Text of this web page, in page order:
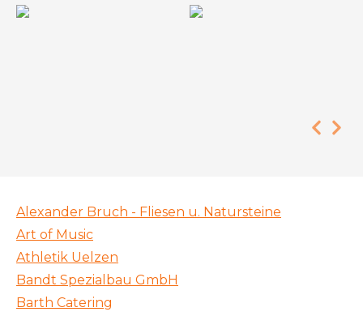
Alexander Bruch - Fliesen u. Natursteine
Art of Music
Athletik Uelzen
Bandt Spezialbau GmbH
Barth Catering